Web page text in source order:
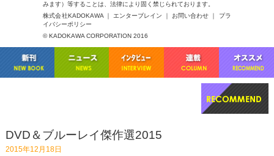
みます）等することは、法律により固く禁じられております。
株式会社KADOKAWA ｜ エンターブレイン ｜ お問い合わせ ｜ プラ
イバシーポリシー
© KADOKAWA CORPORATION 2016
DVD＆ブルーレイ傑作選2015
2015年12月18日